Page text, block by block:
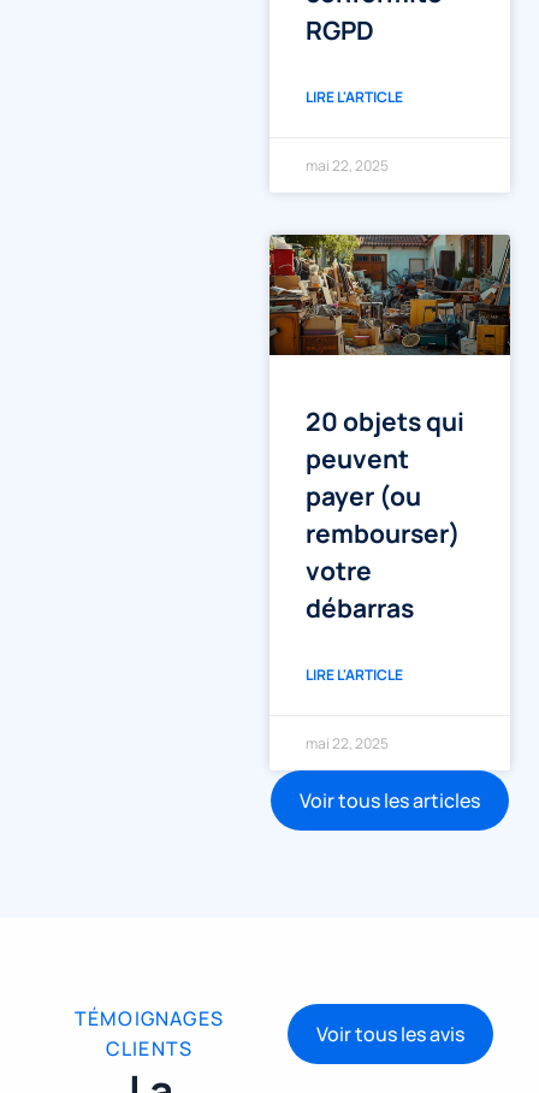
RGPD
LIRE L'ARTICLE
mai 22, 2025
20 objets qui
peuvent
payer (ou
rembourser)
votre
débarras
LIRE L'ARTICLE
mai 22, 2025
Voir tous les articles
TÉMOIGNAGES
CLIENTS
Voir tous les avis